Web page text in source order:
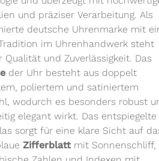
und präziser Verarbeitung. Als
deutsche Uhrenmarke mit
im Uhrenhandwerk steht
Qualität und Zuverlässigkeit. Das
der Uhr besteht aus doppelt
poliertem und satiniertem
wodurch es besonders robust
elegant wirkt. Das entspiegelte
sorgt für eine klare Sicht auf
Zifferblatt mit Sonnenschliff,